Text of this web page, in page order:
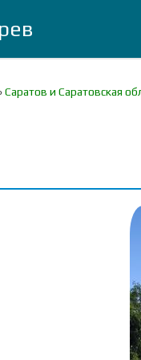
Саратов и Саратовская